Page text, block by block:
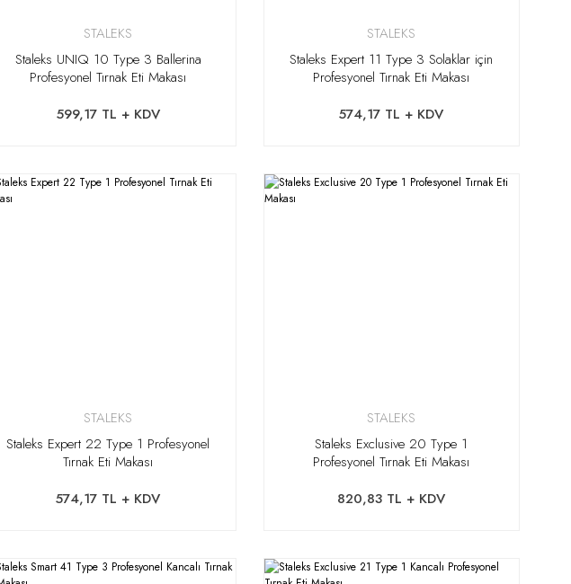
STALEKS
Staleks UNIQ 10 Type 3 Ballerina
Profesyonel Tırnak Eti Makası
599,17 TL + KDV
STALEKS
Staleks Expert 11 Type 3 Solaklar için
Profesyonel Tırnak Eti Makası
574,17 TL + KDV
STALEKS
Staleks Expert 22 Type 1 Profesyonel
Tırnak Eti Makası
574,17 TL + KDV
STALEKS
Staleks Exclusive 20 Type 1
Profesyonel Tırnak Eti Makası
820,83 TL + KDV